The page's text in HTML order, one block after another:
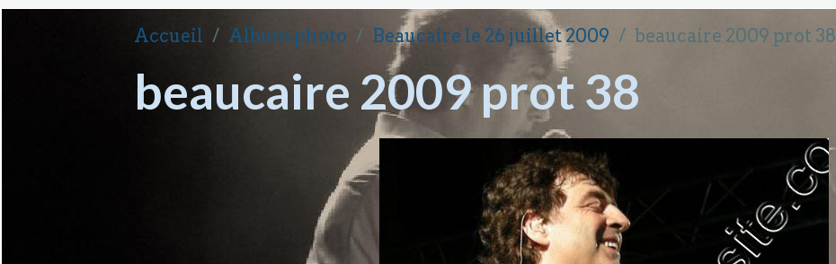
Accueil Album photo Beaucaire le 26 juillet 2009 beaucaire 2009 prot 38
beaucaire 2009 prot 38